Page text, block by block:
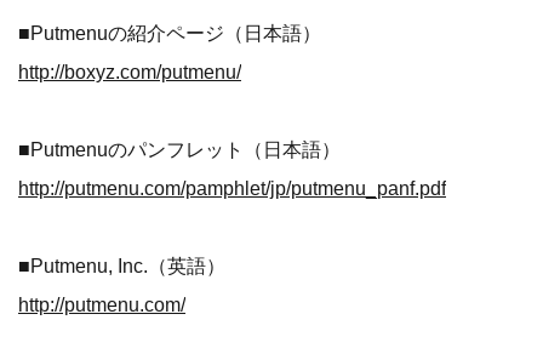
■Putmenuの紹介ページ（日本語）
http://boxyz.com/putmenu/
■Putmenuのパンフレット（日本語）
http://putmenu.com/pamphlet/jp/putmenu_panf.pdf
■Putmenu, Inc.（英語）
http://putmenu.com/